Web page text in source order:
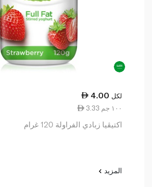
4.00 لكل
3.33 ١٠٠ جم
اكتيڤيا زبادي الفراولة 120 غرام
المزيد